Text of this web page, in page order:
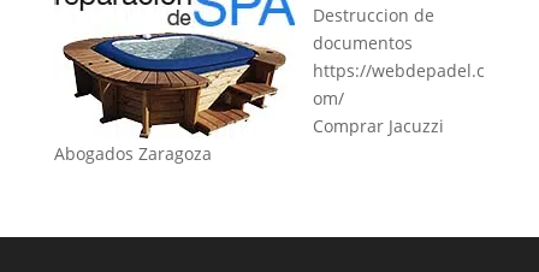
Destruccion de
documentos
https://webdepadel.c
om/
Comprar Jacuzzi
Abogados Zaragoza